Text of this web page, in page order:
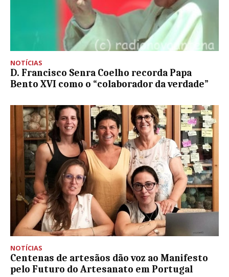
NOTÍCIAS
D. Francisco Senra Coelho recorda Papa
Bento XVI como o “colaborador da verdade”
NOTÍCIAS
Centenas de artesãos dão voz ao Manifesto
pelo Futuro do Artesanato em Portugal